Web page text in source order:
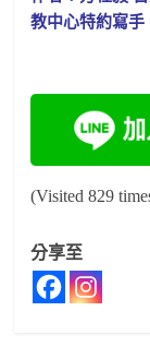
教中心特約寫手
(Visited 829
分享至